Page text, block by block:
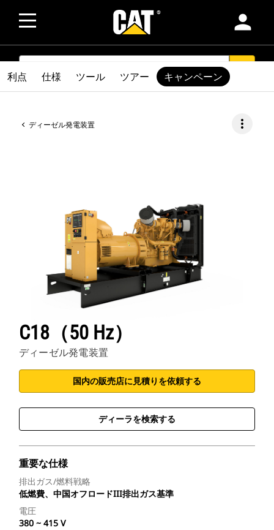
person
SEARCH
ディーゼル発電装置 more_vert
C18（50 Hz）
ディーゼル発電装置
国内の販売店に見積りを依頼する
ディーラを検索する
重要な仕様
排出ガス/燃料戦略
低燃費、中国オフロードIII排出ガス基準
電圧
380 ~ 415 V
利点 仕様 ツール ツアー キャンペーン